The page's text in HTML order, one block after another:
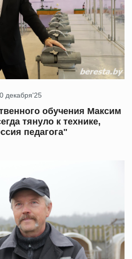
декабря'25
обучения Максим
тянуло к технике,
педагога"